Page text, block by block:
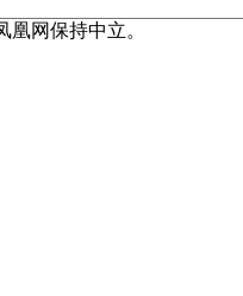
凰网保持中立。